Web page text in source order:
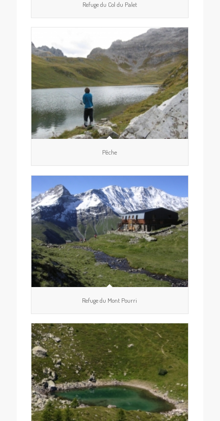
Refuge du Col du Palet
Pêche
Refuge du Mont Pourri